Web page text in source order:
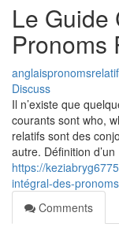
Le Guide
Pronoms
Discuss
Il n’existe que
courants sont who,
relatifs sont des
autre. Définition d’un
https://
intégral-des-
Comments